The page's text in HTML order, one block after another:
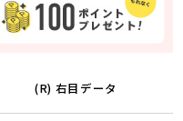
(R) 右目データ